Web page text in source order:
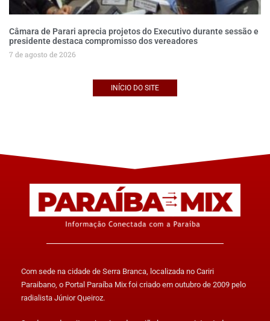
Câmara de Parari aprecia projetos do Executivo durante sessão e
presidente destaca compromisso dos vereadores
7 de agosto de 2026
INÍCIO DO SITE
Com sede na cidade de Serra Branca, localizada no Cariri
Paraibano, o Portal Paraíba Mix foi criado em outubro de 2009 pelo
radialista Júnior Queiroz.